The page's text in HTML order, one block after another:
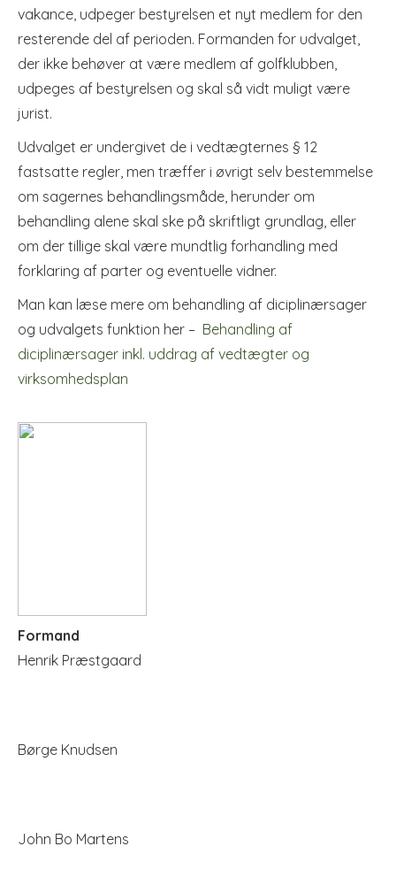
vakance, udpeger bestyrelsen et nyt medlem for den
resterende del af perioden. Formanden for udvalget,
der ikke behøver at være medlem af golfklubben,
udpeges af bestyrelsen og skal så vidt muligt være
jurist.
Udvalget er undergivet de i vedtægternes § 12
fastsatte regler, men træffer i øvrigt selv bestem­melse
om sagernes behandlingsmåde, herunder om
behandling alene skal ske på skriftligt grund­lag, eller
om der tillige skal være mundtlig forhand­ling med
forklaring af parter og eventuelle vid­ner.
Man kan læse mere om behandling af diciplinærsager
og udvalgets funktion her – Behandling af
diciplinærsager inkl. uddrag af vedtægter og
virksomhedsplan
Formand
Henrik Præstgaard
Børge Knudsen
John Bo Martens